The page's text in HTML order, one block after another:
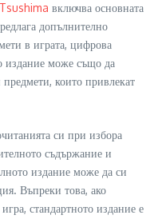
включва основната
допълнително
в играта, цифрова
издание може също да
които привлекат
си при избора
съдържание и
издание може да си
Въпреки това, ако
стандартното издание е